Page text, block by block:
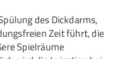
des Dickdarms,
Zeit führt, die
Spielräume